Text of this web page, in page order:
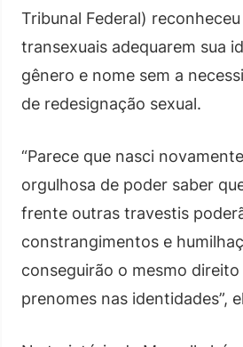
Tribunal Federal)
transexuais adequarem sua
gênero e nome sem a
de redesignação sexual.
“Parece que nasci
orgulhosa de poder saber
frente outras travestis
constrangimentos e
conseguirão o mesmo
prenomes nas identidades”,